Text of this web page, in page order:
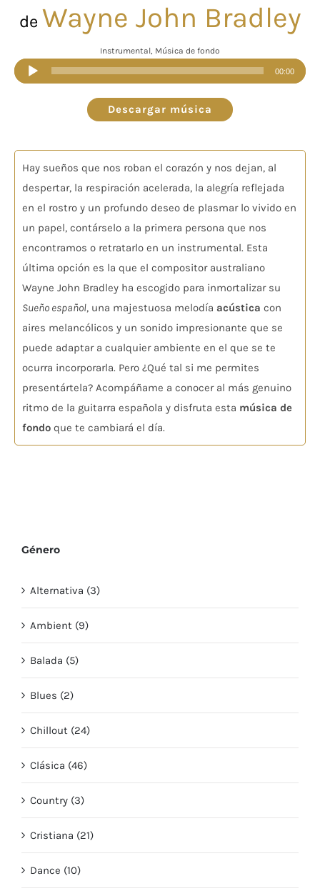
de Wayne John Bradley
Instrumental, Música de fondo
Reproductor
de
audio
00:00
Descargar música
Hay sueños que nos roban el corazón y nos dejan, al
despertar, la respiración acelerada, la alegría reflejada
en el rostro y un profundo deseo de plasmar lo vivido en
un papel, contárselo a la primera persona que nos
encontramos o retratarlo en un instrumental. Esta
última opción es la que el compositor australiano
Wayne John Bradley ha escogido para inmortalizar su
Sueño español, una majestuosa melodía acústica con
aires melancólicos y un sonido impresionante que se
puede adaptar a cualquier ambiente en el que se te
ocurra incorporarla. Pero ¿Qué tal si me permites
presentártela? Acompáñame a conocer al más genuino
ritmo de la guitarra española y disfruta esta música de
fondo que te cambiará el día.
Género
Alternativa (3)
Ambient (9)
Balada (5)
Blues (2)
Chillout (24)
Clásica (46)
Country (3)
Cristiana (21)
Dance (10)